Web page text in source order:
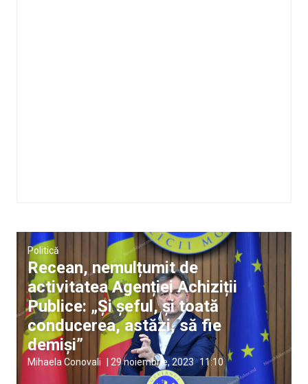
Politică
Recean, nemulțumit de
activitatea Agenției Achiziții
Publice: „Și șeful, și toată
conducerea, astăzi, să fie
demiși”
Mihaela Conovali 29 noiembrie, 2023 11:10